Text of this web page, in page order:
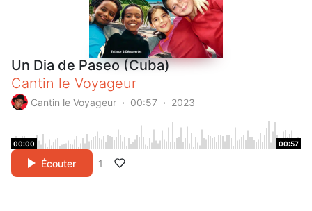
Un Dia de Paseo (Cuba)
Cantin le Voyageur
Cantin le Voyageur 00:57 2023
00:00 00:57
Écouter 1